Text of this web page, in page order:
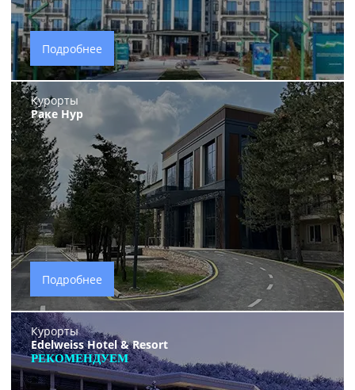
Подробнее
Курорты
Раке Нур
Подробнее
Курорты
Edelweiss Hotel & Resort
РЕКОМЕНДУЕМ